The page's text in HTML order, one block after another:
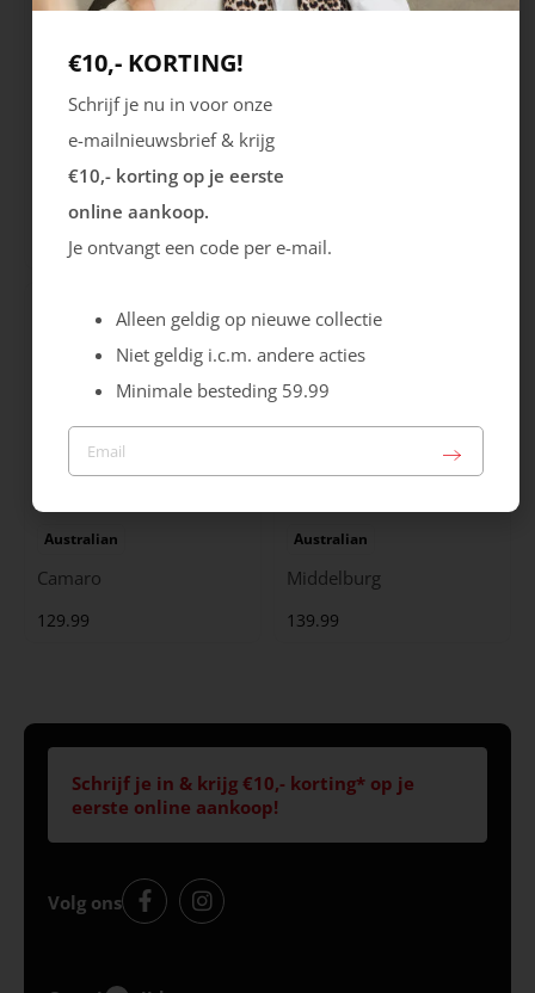
Ecco
City Stride
119.99 149.99
Australian
Camaro
129.99
Australian
Middelburg
139.99
Schrijf je in & krijg €10,- korting* op je
eerste online aankoop!
Volg ons
€10,- KORTING!
Schrijf je nu in voor onze
e-mailnieuwsbrief & krijg
€10,- korting op je eerste
online aankoop.
Je ontvangt een code per e-mail.
Alleen geldig op nieuwe collectie
Niet geldig i.c.m. andere acties
Minimale besteding 59.99